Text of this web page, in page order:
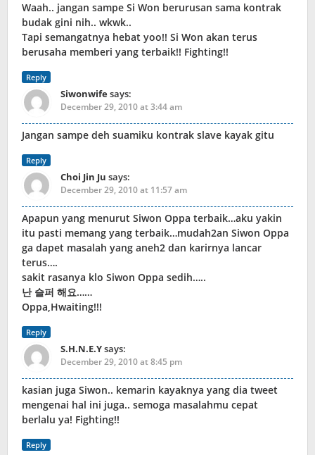
Waah.. jangan sampe Si Won berurusan sama kontrak
budak gini nih.. wkwk..
Tapi semangatnya hebat yoo!! Si Won akan terus
berusaha memberi yang terbaik!! Fighting!!
Reply
Siwonwifesays:
December 29, 2010 at 3:44 am
Jangan sampe deh suamiku kontrak slave kayak gitu
Reply
Choi Jin Ju says:
December 29, 2010 at 11:57 am
Apapun yang menurut Siwon Oppa terbaik…aku yakin
itu pasti memang yang terbaik…mudah2an Siwon Oppa
ga dapet masalah yang aneh2 dan karirnya lancar
terus….
sakit rasanya klo Siwon Oppa sedih…..
난 슬퍼 해요……
Oppa,Hwaiting!!!
Reply
S.H.N.E.Ysays:
December 29, 2010 at 8:45 pm
kasian juga Siwon.. kemarin kayaknya yang dia tweet
mengenai hal ini juga.. semoga masalahmu cepat
berlalu ya! Fighting!!
Reply